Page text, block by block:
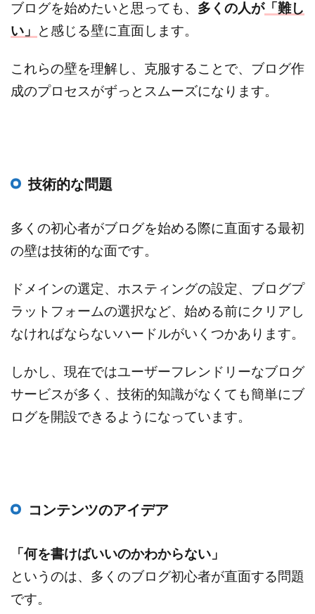
ブログを始めたいと思っても、 多くの人が「難し
い」 と感じる壁に直面します。
これらの壁を理解し、克服することで、ブログ作
成のプロセスがずっとスムーズになります。
技術的な問題
多くの初心者がブログを始める際に直面する最初
の壁は技術的な面です。
ドメインの選定、ホスティングの設定、ブログプ
ラットフォームの選択など、始める前にクリアし
なければならないハードルがいくつかあります。
しかし、現在ではユーザーフレンドリーなブログ
サービスが多く、技術的知識がなくても簡単にブ
ログを開設できるようになっています。
コンテンツのアイデア
「何を書けばいいのかわからない」
というのは、多くのブログ初心者が直面する問題
です。